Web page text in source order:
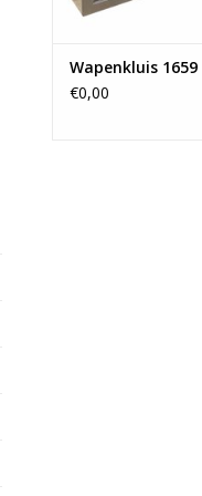
Wapenkluis 1659
€0,00